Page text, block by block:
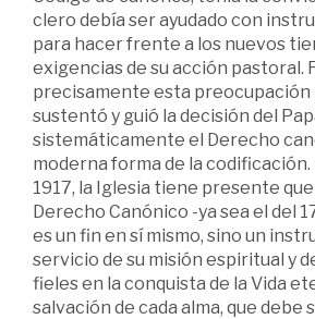
clero debía ser ayudado con
para hacer frente a los nuevos
exigencias de su acción pastoral.
precisamente esta preocupación
sustentó y guió la decisión del
sistemáticamente el Derecho
moderna forma de la codificación.
1917, la Iglesia tiene presente
Derecho Canónico -ya sea el del
es un fin en sí mismo, sino un
servicio de su misión espiritual y
fieles en la conquista de la Vida
salvación de cada alma, que debe